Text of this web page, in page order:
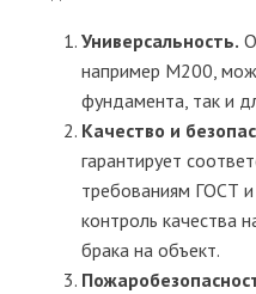
Универсальность.
например М200,
фундамента, так и
Качество и
гарантирует
требованиям ГОСТ
контроль качества
брака на объект.